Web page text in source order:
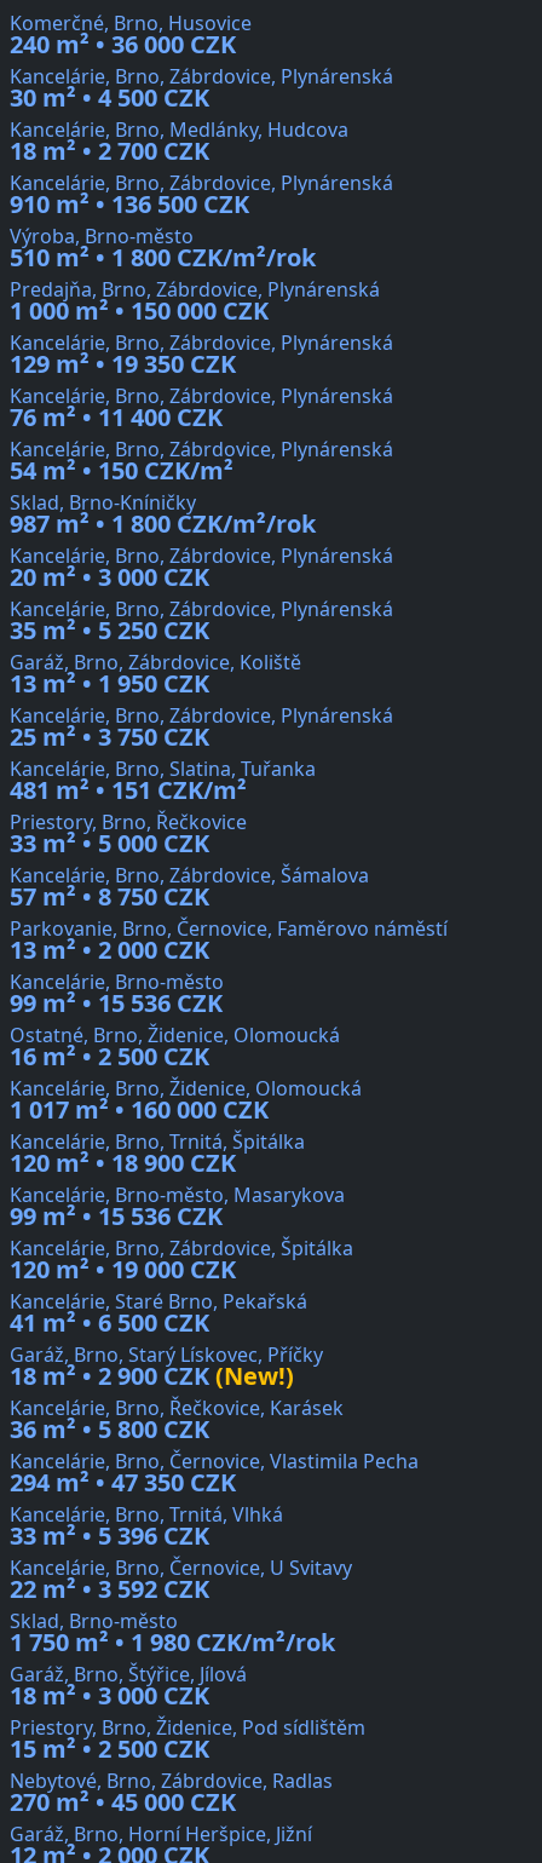
Komerčné, Brno, Husovice
240 m² • 36 000 CZK
Kancelárie, Brno, Zábrdovice, Plynárenská
30 m² • 4 500 CZK
Kancelárie, Brno, Medlánky, Hudcova
18 m² • 2 700 CZK
Kancelárie, Brno, Zábrdovice, Plynárenská
910 m² • 136 500 CZK
Výroba, Brno-město
510 m² • 1 800 CZK/m²/rok
Predajňa, Brno, Zábrdovice, Plynárenská
1 000 m² • 150 000 CZK
Kancelárie, Brno, Zábrdovice, Plynárenská
129 m² • 19 350 CZK
Kancelárie, Brno, Zábrdovice, Plynárenská
76 m² • 11 400 CZK
Kancelárie, Brno, Zábrdovice, Plynárenská
54 m² • 150 CZK/m²
Sklad, Brno-Kníničky
987 m² • 1 800 CZK/m²/rok
Kancelárie, Brno, Zábrdovice, Plynárenská
20 m² • 3 000 CZK
Kancelárie, Brno, Zábrdovice, Plynárenská
35 m² • 5 250 CZK
Garáž, Brno, Zábrdovice, Koliště
13 m² • 1 950 CZK
Kancelárie, Brno, Zábrdovice, Plynárenská
25 m² • 3 750 CZK
Kancelárie, Brno, Slatina, Tuřanka
481 m² • 151 CZK/m²
Priestory, Brno, Řečkovice
33 m² • 5 000 CZK
Kancelárie, Brno, Zábrdovice, Šámalova
57 m² • 8 750 CZK
Parkovanie, Brno, Černovice, Faměrovo náměstí
13 m² • 2 000 CZK
Kancelárie, Brno-město
99 m² • 15 536 CZK
Ostatné, Brno, Židenice, Olomoucká
16 m² • 2 500 CZK
Kancelárie, Brno, Židenice, Olomoucká
1 017 m² • 160 000 CZK
Kancelárie, Brno, Trnitá, Špitálka
120 m² • 18 900 CZK
Kancelárie, Brno-město, Masarykova
99 m² • 15 536 CZK
Kancelárie, Brno, Zábrdovice, Špitálka
120 m² • 19 000 CZK
Kancelárie, Staré Brno, Pekařská
41 m² • 6 500 CZK
Garáž, Brno, Starý Lískovec, Příčky
18 m² • 2 900 CZK(New!)
Kancelárie, Brno, Řečkovice, Karásek
36 m² • 5 800 CZK
Kancelárie, Brno, Černovice, Vlastimila Pecha
294 m² • 47 350 CZK
Kancelárie, Brno, Trnitá, Vlhká
33 m² • 5 396 CZK
Kancelárie, Brno, Černovice, U Svitavy
22 m² • 3 592 CZK
Sklad, Brno-město
1 750 m² • 1 980 CZK/m²/rok
Garáž, Brno, Štýřice, Jílová
18 m² • 3 000 CZK
Priestory, Brno, Židenice, Pod sídlištěm
15 m² • 2 500 CZK
Nebytové, Brno, Zábrdovice, Radlas
270 m² • 45 000 CZK
Garáž, Brno, Horní Heršpice, Jižní
12 m² • 2 000 CZK